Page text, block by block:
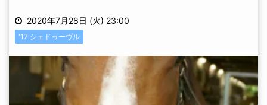
2020年7月28日 (火) 23:00
'17 シェドゥーヴル